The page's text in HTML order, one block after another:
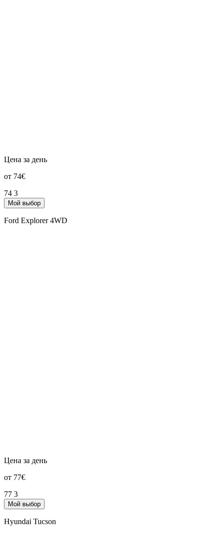
Цена за день
от 74€
74 3
Мой выбор
Ford Explorer 4WD
Цена за день
от 77€
77 3
Мой выбор
Hyundai Tucson